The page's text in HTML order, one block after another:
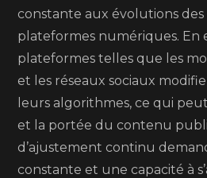
constante aux évolutions
plateformes numériques. En
plateformes telles que les
et les réseaux sociaux
leurs algorithmes, ce qui
et la portée du contenu
d’ajustement continu
constante et une capacité à